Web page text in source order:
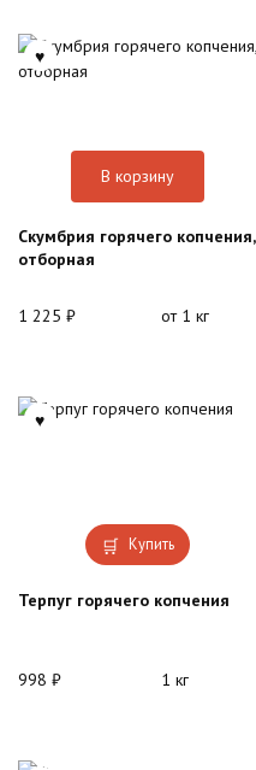
В корзину
Скумбрия горячего копчения,
отборная
1 225 ₽ от 1 кг
Купить
Терпуг горячего копчения
998 ₽ 1 кг